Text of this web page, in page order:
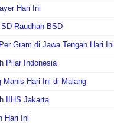
Hari Ini
Raudhah BSD
Gram di Jawa Tengah Hari Ini
Pilar Indonesia
Manis Hari Ini di Malang
IIHS Jakarta
Hari Ini